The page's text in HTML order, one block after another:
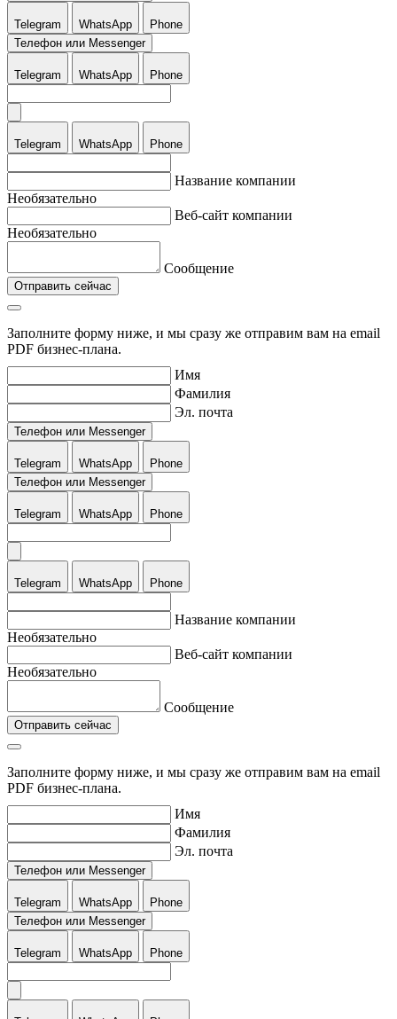
Telegram WhatsApp
Phone
Телефон или Messenger
Telegram WhatsApp Phone
Telegram WhatsApp Phone
Название компании
Необязательно
Веб-сайт компании
Необязательно
Сообщение
Отправить сейчас
Заполните форму ниже, и мы сразу же отправим вам на email
PDF бизнес-плана.
Имя
Фамилия
Эл. почта
Телефон или Messenger
Telegram WhatsApp
Phone
Телефон или Messenger
Telegram WhatsApp Phone
Telegram WhatsApp Phone
Название компании
Необязательно
Веб-сайт компании
Необязательно
Сообщение
Отправить сейчас
Заполните форму ниже, и мы сразу же отправим вам на email
PDF бизнес-плана.
Имя
Фамилия
Эл. почта
Телефон или Messenger
Telegram WhatsApp
Phone
Телефон или Messenger
Telegram WhatsApp Phone